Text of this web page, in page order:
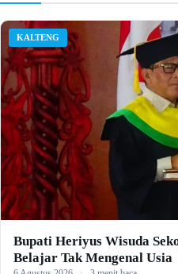
KALTENG
Bupati Heriyus Wisuda
Belajar Tak Mengenal Usia